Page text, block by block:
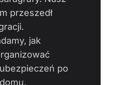
przeszedł
jak
po